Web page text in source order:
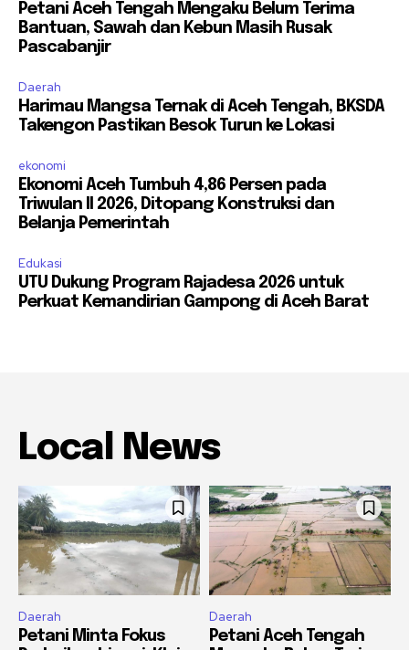
Petani Aceh Tengah Mengaku Belum Terima
Bantuan, Sawah dan Kebun Masih Rusak
Pascabanjir
Daerah
Harimau Mangsa Ternak di Aceh Tengah, BKSDA
Takengon Pastikan Besok Turun ke Lokasi
ekonomi
Ekonomi Aceh Tumbuh 4,86 Persen pada
Triwulan II 2026, Ditopang Konstruksi dan
Belanja Pemerintah
Edukasi
UTU Dukung Program Rajadesa 2026 untuk
Perkuat Kemandirian Gampong di Aceh Barat
Local News
Daerah
Petani Minta Fokus
Daerah
Petani Aceh Tengah